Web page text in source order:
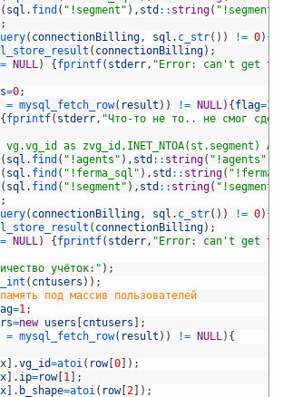
( sql . find ( "!segment" ) , std :: string( "!segment"
;
( connectionBilling, sql . c_str( ) ) != 0) {
( connectionBilling) ;
NULL) { fprintf( stderr, "Error: can't get
=0;
= mysql_fetch_row( result ) ) != NULL) { flag=1
{ fprintf( stderr, "Что-то не то.. не смог
vg.vg_id as
( sql . find ( "!agents" ) , std :: string( "!agents"
( sql . find ( "!ferma_sql" ) , std :: string(
( sql . find ( "!segment" ) , std :: string( "!segment"
;
( connectionBilling, sql . c_str( ) ) != 0) {
( connectionBilling) ;
NULL) { fprintf( stderr, "Error: can't get
учёток:" ) ;
( cntusers ) ) ;
под массив пользователей
=1;
=new users cntusers
;
= mysql_fetch_row( result ) ) != NULL) {
.vg_id=atoi( row[0 ) ;
. ip=row[ 1
;
. b_shape=atoi( row[2 ) ;